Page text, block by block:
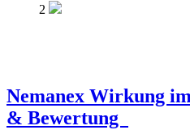
2
Nemanex Wirkung
& Bewertung